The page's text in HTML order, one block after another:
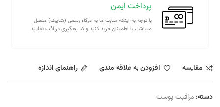
پرداخت ایمن
با توجه به اینکه سایت ما به درگاه رسمی (شاپرک) متصل
میباشد، با اطمینان خرید کنید و کد رهگیری دریافت نمایید
مقايسه افزودن به علاقه مندی راهنمای اندازه
دسته: مراقبت پوست